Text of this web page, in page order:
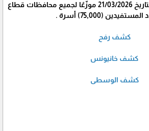
كشف مستفيدي الغاز بتاريخ 21/03/2026 موزّعًا لجميع محافظات قطاع
(75,000) أسرة .
كشف رفح
كشف خانيونس
كشف الوسطى